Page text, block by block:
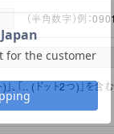
（半角数字）例：
」、「.. (ドット2つ)」を